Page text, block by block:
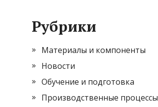
Рубрики
Материалы и компоненты
Новости
Обучение и подготовка
Производственные процессы